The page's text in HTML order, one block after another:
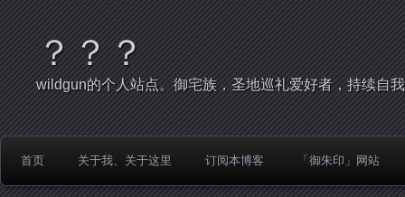
？？？
wildgun的个人站点。御宅族，圣地巡礼爱好者，持续自
首页 关于我、关于这里 订阅本博客 「御朱印」网站